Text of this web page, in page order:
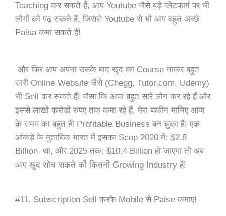
Teaching कर सकते हैं, आप Youtube जैसे बड़े प्लेटफार्म पर भी
लोगों को पढ़ सकते हैं, जिससे Youtube से भी आप बहुत अच्छे
Paisa कमा सकते हैं!
और फिर आप अपना उसके बाद खुद का Course नाकर बहुत
सारी Online Website जैसे (Chegg, Tutor.com, Udemy)
भी Sell कर सकते हैं! जैसा कि आज बहुत सारे लोग कर रहे हैं और
इससे लाखों करोड़ों रुपए तक कमा रहे हैं, मेरा यकीन मानिए आज
के समय का बहुत ही Profitable Business बन चुका है! एक
आंकड़े के मुताबिक भारत में इसका Scop 2020 में: $2.8
Billion था, और 2025 तक: $10.4 Billion हो जाएगा तो अब
आप खुद सोच सकते की कितनी Growing Industry है!
#11. Subscription Sell करके Mobile से Paise कमाए!